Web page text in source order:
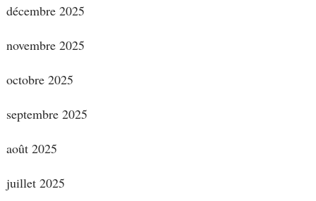
décembre 2025
novembre 2025
octobre 2025
septembre 2025
août 2025
juillet 2025